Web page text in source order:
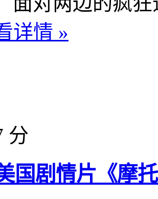
详情 »
分
国剧情片《摩